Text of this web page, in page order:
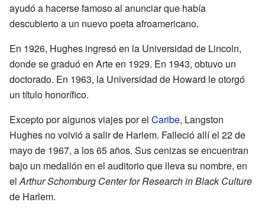
ayudó a hacerse famoso al anunciar que había
descubierto a un nuevo poeta afroamericano.
En 1926, Hughes ingresó en la Universidad de Lincoln,
donde se graduó en Arte en 1929. En 1943, obtuvo un
doctorado. En 1963, la Universidad de Howard le otorgó
un título honorífico.
Excepto por algunos viajes por el Caribe, Langston
Hughes no volvió a salir de Harlem. Falleció allí el 22 de
mayo de 1967, a los 65 años. Sus cenizas se encuentran
bajo un medallón en el auditorio que lleva su nombre, en
elArthur Schomburg Center for Research in Black Culture
de Harlem.